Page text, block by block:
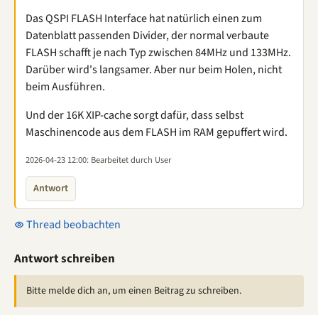
Das QSPI FLASH Interface hat natürlich einen zum
Datenblatt passenden Divider, der normal verbaute
FLASH schafft je nach Typ zwischen 84MHz und 133MHz.
Darüber wird's langsamer. Aber nur beim Holen, nicht
beim Ausführen.
Und der 16K XIP-cache sorgt dafür, dass selbst
Maschinencode aus dem FLASH im RAM gepuffert wird.
2026-04-23 12:00: Bearbeitet durch User
Antwort
Thread beobachten
Antwort schreiben
Bitte melde dich an, um einen Beitrag zu schreiben.